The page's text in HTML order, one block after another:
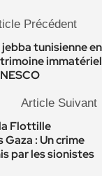
Précédent
jebba tunisienne
Article Suivant
Flottille
: Un crime
par les sionistes